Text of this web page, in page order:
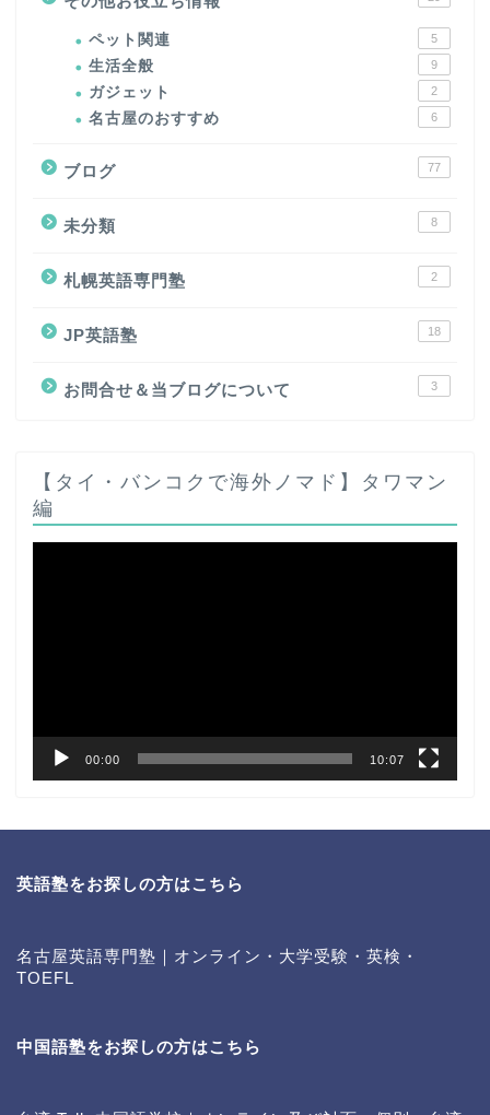
ペット関連 5
生活全般 9
ガジェット 2
名古屋のおすすめ 6
ブログ 77
未分類 8
札幌英語専門塾 2
JP英語塾 18
お問合せ＆当ブログについて 3
【タイ・バンコクで海外ノマド】タワマン
編
00:00 10:07
英語塾をお探しの方はこちら
名古屋英語専門塾｜オンライン・大学受験・英検・
TOEFL
中国語塾をお探しの方はこちら